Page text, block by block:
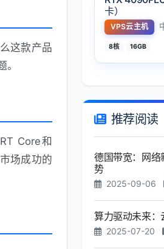
这款产品
Core和
场成功的
卡）
VPS云主机
8核 16GB
推荐阅读
德国带宽：网络
势
2025-09-06
算力驱动未来：
2025-07-20